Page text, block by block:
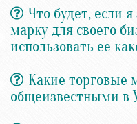
Что будет, если
марку для своего
использовать ее
Какие торговые
общеизвестными в